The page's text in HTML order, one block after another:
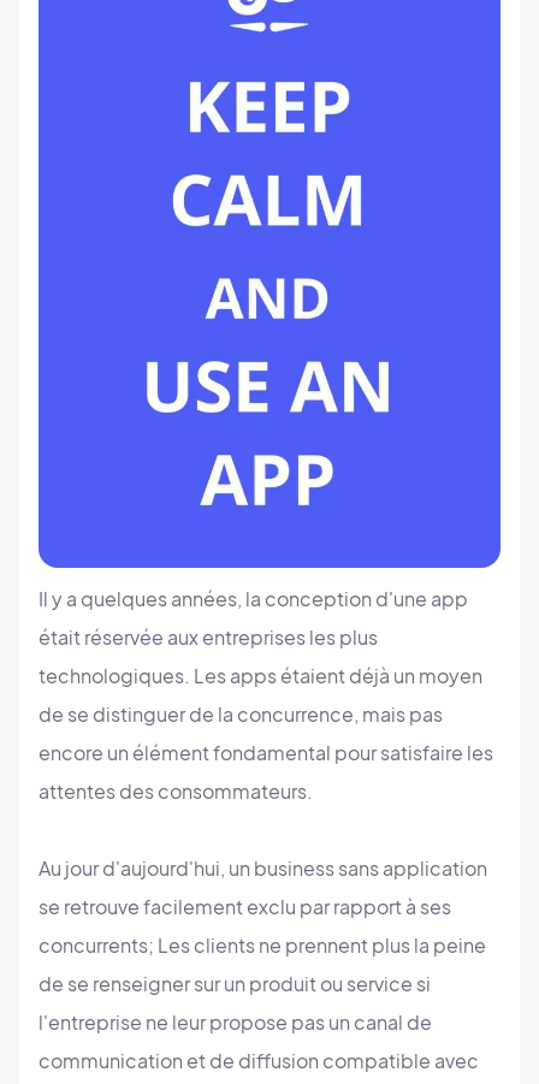
Il y a quelques années, la conception d'une app
était réservée aux entreprises les plus
technologiques. Les apps étaient déjà un moyen
de se distinguer de la concurrence, mais pas
encore un élément fondamental pour satisfaire les
attentes des consommateurs.
Au jour d'aujourd'hui, un business sans application
se retrouve facilement exclu par rapport à ses
concurrents; Les clients ne prennent plus la peine
de se renseigner sur un produit ou service si
l'entreprise ne leur propose pas un canal de
communication et de diffusion compatible avec